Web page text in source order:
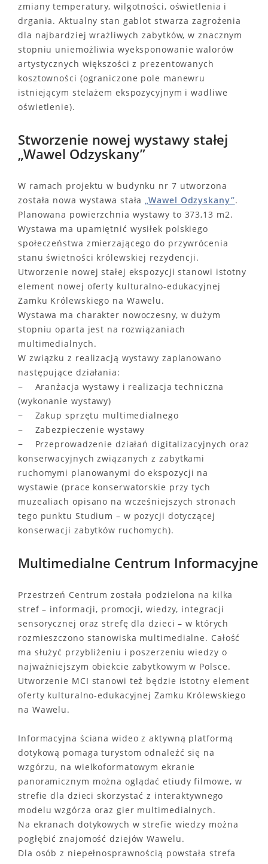
zmiany temperatury, wilgotności, oświetlenia i
drgania. Aktualny stan gablot stwarza zagrożenia
dla najbardziej wrażliwych zabytków, w znacznym
stopniu uniemożliwia wyeksponowanie walorów
artystycznych większości z prezentowanych
kosztowności (ograniczone pole manewru
istniejącym stelażem ekspozycyjnym i wadliwe
oświetlenie).
Stworzenie nowej wystawy stałej
„Wawel Odzyskany”
W ramach projektu w budynku nr 7 utworzona
została nowa wystawa stała „Wawel Odzyskany”.
Planowana powierzchnia wystawy to 373,13 m2.
Wystawa ma upamiętnić wysiłek polskiego
społeczeństwa zmierzającego do przywrócenia
stanu świetności królewskiej rezydencji.
Utworzenie nowej stałej ekspozycji stanowi istotny
element nowej oferty kulturalno-edukacyjnej
Zamku Królewskiego na Wawelu.
Wystawa ma charakter nowoczesny, w dużym
stopniu oparta jest na rozwiązaniach
multimedialnych.
W związku z realizacją wystawy zaplanowano
następujące działania:
− Aranżacja wystawy i realizacja techniczna
(wykonanie wystawy)
− Zakup sprzętu multimedialnego
− Zabezpieczenie wystawy
− Przeprowadzenie działań digitalizacyjnych oraz
konserwacyjnych związanych z zabytkami
ruchomymi planowanymi do ekspozycji na
wystawie (prace konserwatorskie przy tych
muzealiach opisano na wcześniejszych stronach
tego punktu Studium – w pozycji dotyczącej
konserwacji zabytków ruchomych).
Multimedialne Centrum Informacyjne
Przestrzeń Centrum została podzielona na kilka
stref – informacji, promocji, wiedzy, integracji
sensorycznej oraz strefę dla dzieci – w których
rozmieszczono stanowiska multimedialne. Całość
ma służyć przybliżeniu i poszerzeniu wiedzy o
najważniejszym obiekcie zabytkowym w Polsce.
Utworzenie MCI stanowi też będzie istotny element
oferty kulturalno-edukacyjnej Zamku Królewskiego
na Wawelu.
Informacyjna ściana wideo z aktywną platformą
dotykową pomaga turystom odnaleźć się na
wzgórzu, na wielkoformatowym ekranie
panoramicznym można oglądać etiudy filmowe, w
strefie dla dzieci skorzystać z interaktywnego
modelu wzgórza oraz gier multimedialnych.
Na ekranach dotykowych w strefie wiedzy można
pogłębić znajomość dziejów Wawelu.
Dla osób z niepełnosprawnością powstała strefa